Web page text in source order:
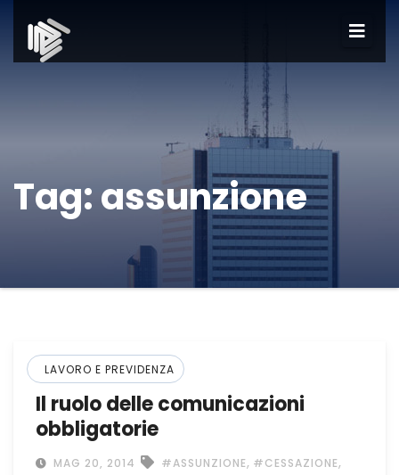
Tag:assunzione
LAVORO E PREVIDENZA
Il ruolo delle comunicazioni
obbligatorie
MAG 20, 2014 #ASSUNZIONE, #CESSAZIONE,